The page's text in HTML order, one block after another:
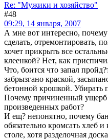
Re: "Мужики и хозяйство"
#48
09:29, 14 января, 2007
А мне вот интересно, почему
сделать, отремонтировать,
хочет прикрыть все
клеенкой? Нет, как
Что, боится что запал
забрызгано краской,
бетонной крошкой. Убирать
Почему причиненный ущерб
произведенных работ?
И ещ? непонятно, почему
обязательно кромсать хлеб
столе, хотя разделочная